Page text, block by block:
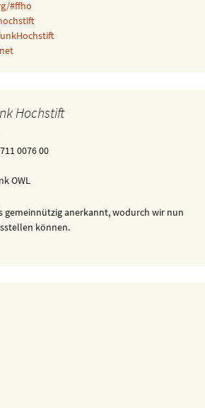
#ffho
Hochstift
0076 00
OWL
gemeinnützig anerkannt, wodurch wir nun
können.